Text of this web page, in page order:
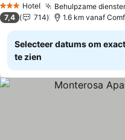
3 SterrenHotel Behulpzame
7,4 714 1.6 km vanaf
Selecteer datums om
te zien